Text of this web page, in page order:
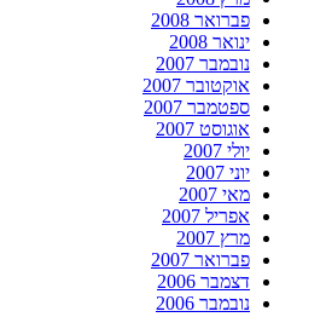
פברואר 2008
ינואר 2008
נובמבר 2007
אוקטובר 2007
ספטמבר 2007
אוגוסט 2007
יולי 2007
יוני 2007
מאי 2007
אפריל 2007
מרץ 2007
פברואר 2007
דצמבר 2006
נובמבר 2006